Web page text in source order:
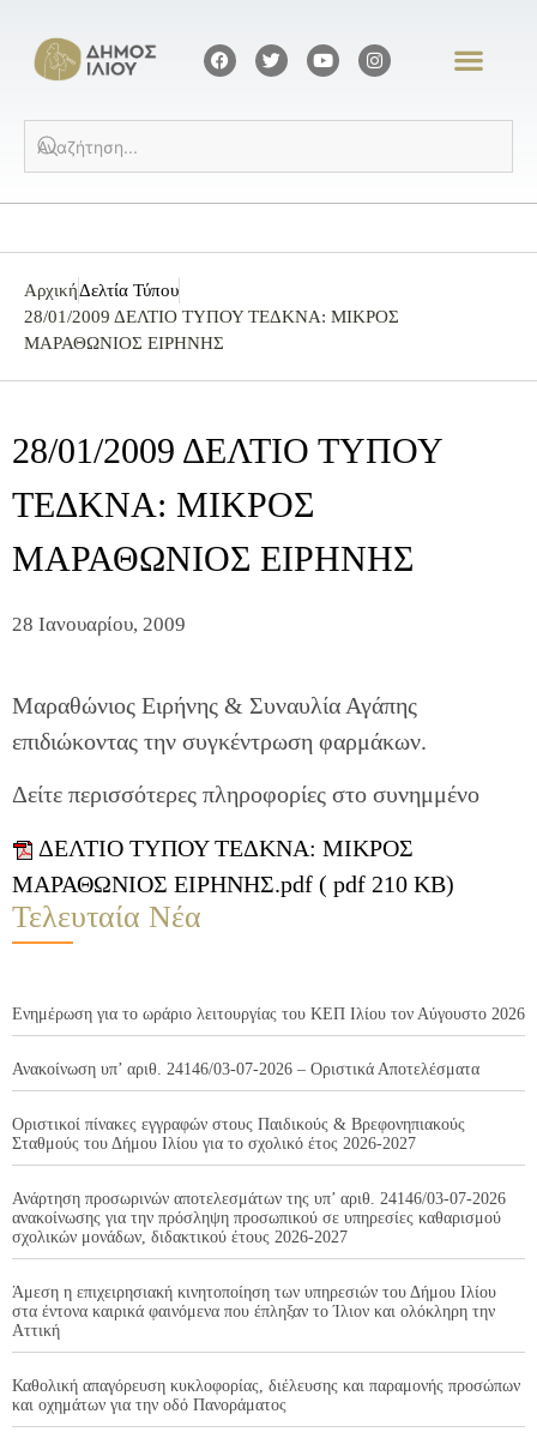
ΑρχικήΔελτία Τύπου
28/01/2009 ΔΕΛΤΙΟ ΤΥΠΟΥ ΤΕΔΚΝΑ: ΜΙΚΡΟΣ
ΜΑΡΑΘΩΝΙΟΣ ΕΙΡΗΝΗΣ
28/01/2009 ΔΕΛΤΙΟ ΤΥΠΟΥ
ΤΕΔΚΝΑ: ΜΙΚΡΟΣ
ΜΑΡΑΘΩΝΙΟΣ ΕΙΡΗΝΗΣ
28 Ιανουαρίου, 2009
Μαραθώνιος Ειρήνης & Συναυλία Αγάπης
επιδιώκοντας την συγκέντρωση φαρμάκων.
Δείτε περισσότερες πληροφορίες στο συνημμένο
ΔΕΛΤΙΟ ΤΥΠΟΥ ΤΕΔΚΝΑ: ΜΙΚΡΟΣ
ΜΑΡΑΘΩΝΙΟΣ ΕΙΡΗΝΗΣ.pdf ( pdf 210 KB)
Τελευταία Νέα
Ενημέρωση για το ωράριο λειτουργίας του ΚΕΠ Ιλίου τον Αύγουστο 2026
Ανακοίνωση υπ’ αριθ. 24146/03-07-2026 – Οριστικά Αποτελέσματα
Οριστικοί πίνακες εγγραφών στους Παιδικούς & Βρεφονηπιακούς
Σταθμούς του Δήμου Ιλίου για το σχολικό έτος 2026-2027
Ανάρτηση προσωρινών αποτελεσμάτων της υπ’ αριθ. 24146/03-07-2026
ανακοίνωσης για την πρόσληψη προσωπικού σε υπηρεσίες καθαρισμού
σχολικών μονάδων, διδακτικού έτους 2026-2027
Άμεση η επιχειρησιακή κινητοποίηση των υπηρεσιών του Δήμου Ιλίου
στα έντονα καιρικά φαινόμενα που έπληξαν το Ίλιον και ολόκληρη την
Αττική
Καθολική απαγόρευση κυκλοφορίας, διέλευσης και παραμονής προσώπων
και οχημάτων για την οδό Πανοράματος